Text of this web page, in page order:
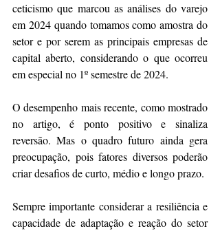
ceticismo que marcou as análises do varejo
em 2024 quando tomamos como amostra do
setor e por serem as principais empresas de
capital aberto, considerando o que ocorreu
em especial no 1º semestre de 2024.
O desempenho mais recente, como mostrado
no artigo, é ponto positivo e sinaliza
reversão. Mas o quadro futuro ainda gera
preocupação, pois fatores diversos poderão
criar desafios de curto, médio e longo prazo.
Sempre importante considerar a resiliência e
capacidade de adaptação e reação do setor